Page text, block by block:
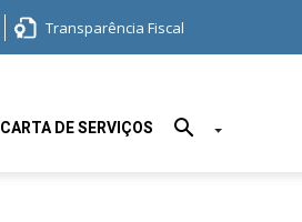
Transparência Fiscal
CARTA DE SERVIÇOS